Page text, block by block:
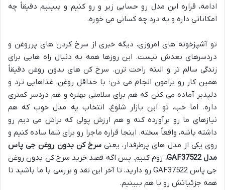
ادامه، قراره این مدل رو حسابی زیر و رو کنیم و ببینیم دقیقاً چه
امکاناتی داره و به درد چه کسانی می خوره.
تو آشپزخونه های امروزی، دیگه خبری از سرخ کردن های پرروغن و
دردسرهای بعدش نیست. این روزها همه به دنبال راه هایی برای
زندگی سالم تر و البته راحت ترن. سرخ کن های بدون روغن دقیقاً
همین کار رو برامون انجام می دن؛ با حداقل روغن، غذاهایی ترد و
دلپذیر آماده می کنن که هم برای سلامتی بهتره و هم دردسر کمتری
داره. اما خب، تو این بازار شلوغ، انتخاب یه مدل خوب که هم
نیازهای ما رو برآورده کنه و هم ارزش پولی که براش می دیم رو
داشته باشه، واقعاً سخته. اینجا قراره ماجرا رو برای شما ساده کنیم و
روی یکی از مدل های پرطرفدار، یعنیسرخ کن بدون روغن جی پاس
مدل GAF37522
، زوم کنیم. پس اگه قصد خرید سرخ کن بدون روغن
جی پاس GAF37522 رو دارید، تا آخر این نقد و بررسی با ما باشید تا
همه جزئیاتش رو با هم ببینیم.